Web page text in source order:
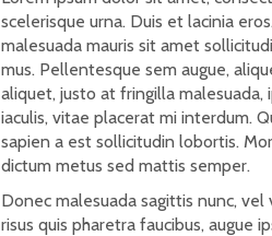
scelerisque urna. Duis et lacinia
malesuada mauris sit amet
mus. Pellentesque sem augue,
aliquet, justo at fringilla malesuada,
iaculis, vitae placerat mi interdum.
sapien a est sollicitudin lobortis.
dictum metus sed mattis semper.
Donec malesuada sagittis nunc,
risus quis pharetra faucibus, augue